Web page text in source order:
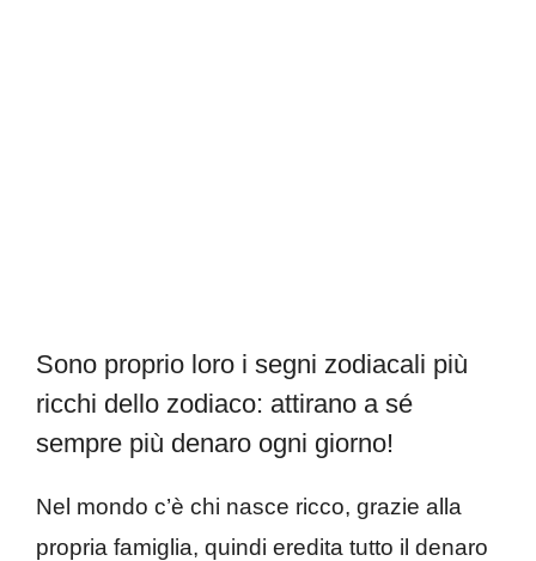
Sono proprio loro i segni zodiacali più
ricchi dello zodiaco: attirano a sé
sempre più denaro ogni giorno!
Nel mondo c’è chi nasce ricco, grazie alla
propria famiglia, quindi eredita tutto il denaro